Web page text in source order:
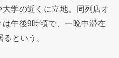
学の近くに立地。同列店オ
午後9時頃で、一晩中滞在
という。